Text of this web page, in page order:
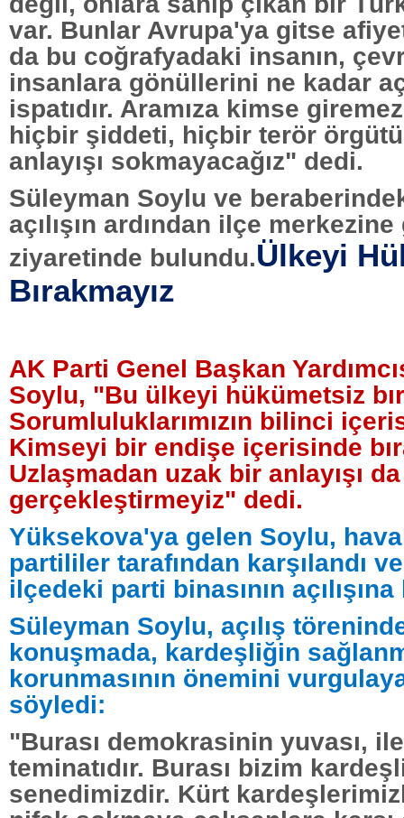
var. Bunlar Avrupa'ya gitse
da bu coğrafyadaki insanın,
insanlara gönüllerini ne kadar
ispatıdır. Aramıza kimse
hiçbir şiddeti, hiçbir terör
anlayışı sokmayacağız" dedi.
Süleyman Soylu ve
açılışın ardından ilçe
ziyaretinde bulundu.Ülkeyi
Bırakmayız
AK Parti Genel Başkan
Soylu, "Bu ülkeyi hükümetsiz
Sorumluluklarımızın bilinci
Kimseyi bir endişe içerisinde
Uzlaşmadan uzak bir anlayışı da
gerçekleştirmeyiz" dedi.
Yüksekova'ya gelen Soylu,
partililer tarafından karşılandı
ilçedeki parti binasının açılışına
Süleyman Soylu, açılış
konuşmada, kardeşliğin
korunmasının önemini
söyledi:
"Burası demokrasinin yuvası,
teminatıdır. Burası bizim
senedimizdir. Kürt